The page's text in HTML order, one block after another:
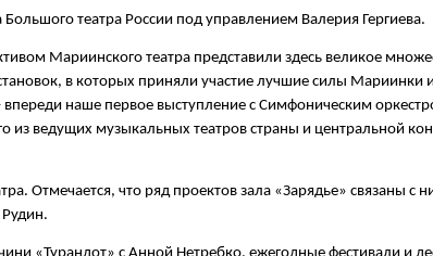
театра России под управлением Валерия Гергиева.
Мариинского театра представили здесь великое
в которых приняли участие лучшие силы Мариинки
наше первое выступление с Симфоническим
из ведущих музыкальных театров страны и центральной
Отмечается, что ряд проектов зала «Зарядье» связаны с